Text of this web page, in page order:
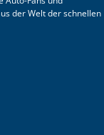
der Welt der schnellen